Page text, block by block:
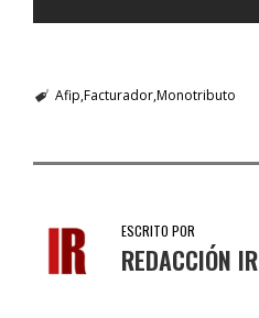
Afip FacturadorMonotributo
ESCRITO POR
REDACCIÓN IR